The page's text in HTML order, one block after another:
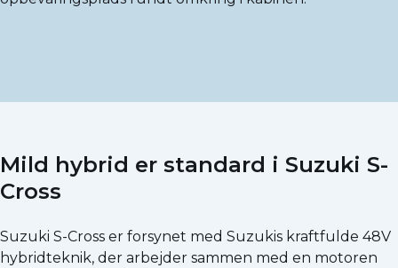
Mild hybrid er standard i Suzuki S-
Cross
Suzuki S-Cross er forsynet med Suzukis kraftfulde 48V
hybridteknik, der arbejder sammen med en motoren